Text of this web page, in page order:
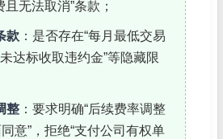
且无法取消”条款；
款 ：是否存在“每月最低交易
达标收取违约金”等隐藏限
整 ：要求明确“后续费率调整
意”，拒绝“支付公司有权单